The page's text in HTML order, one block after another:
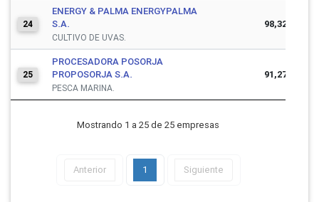
24
ENERGY & PALMA ENERGYPALMA
S.A.
CULTIVO DE UVAS.
98,329,760
25
PROCESADORA POSORJA
PROPOSORJA S.A.
PESCA MARINA.
91,278,683
Mostrando 1 a 25 de 25 empresas
Anterior 1 Siguiente